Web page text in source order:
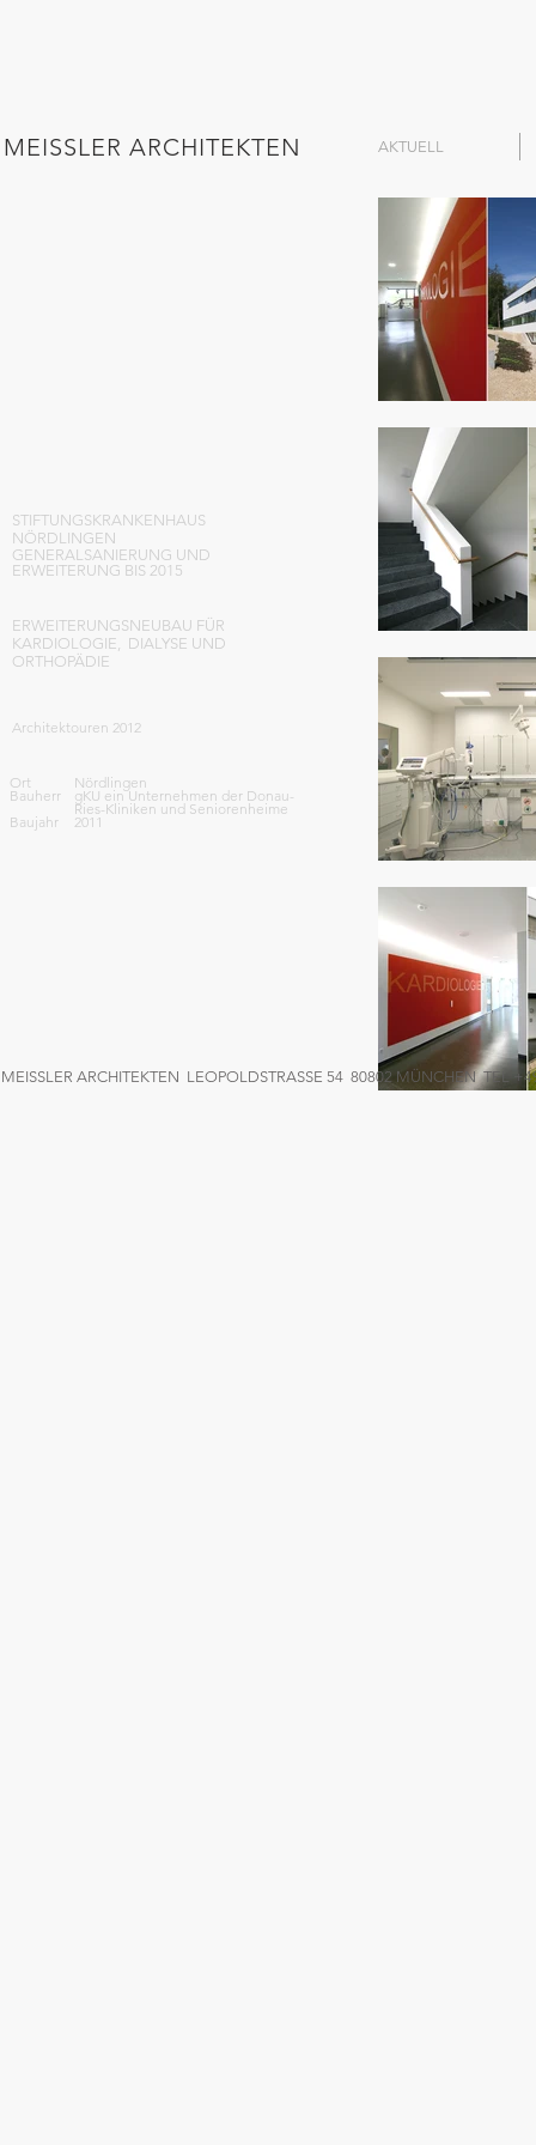
AKTUELL
MEISSLER ARCHITEKTEN
ERWEITERUNGSNEUBAU FÜR
KARDIOLOGIE, DIALYSE UND
ORTHOPÄDIE
Architektouren 2012
STIFTUNGSKRANKENHAUS
NÖRDLINGEN
GENERALSANIERUNG UND
ERWEITERUNG BIS 2015
Nördlingen
gKU ein Unternehmen der Donau-
Ries-Kliniken und Seniorenheime
2011
Ort
Bauherr
Baujahr
MEISSLER ARCHITEKTEN LEOPOLDSTRASSE 54 80802 MÜNCHEN TEL